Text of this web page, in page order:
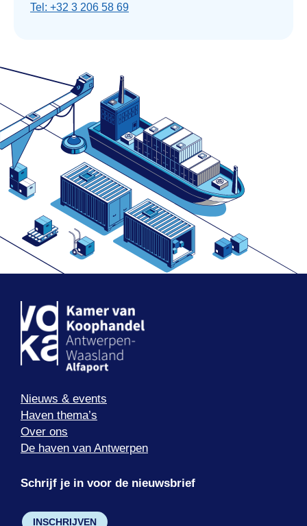
Tel: +32 3 206 58 69
Nieuws & events
Haven thema’s
Over ons
De haven van Antwerpen
Schrijf je in voor de nieuwsbrief
INSCHRIJVEN